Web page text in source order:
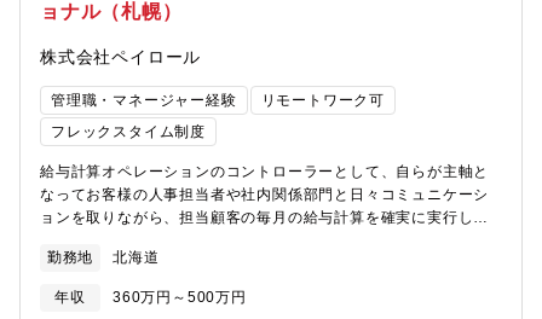
話対応の実務を起点としながら、VOC分析や業務改善施策の企
経験に応じて、下記業務をお任せいたします。●顧客対応（実
務）・個人会員からの問い合わせに対して、メール／電話による
サポートを提供 －メール対応（一次対応／二次対応） －電話
対応（一次対応／二次対応）・問い合わせに関連した社内折衝、
他事業部門との連携●チーム牽引・育成・派遣・限定正社員メンバ
ーへのOJT・育成支援・チームのSLA・品質管理（QA）の推進・
メンバーのパフォーマンス管理・フォローアップまた、これまで
のご経験やご意向に応じて、下記のような部門内／事業部内横断
ント（シフト管理・パフォーマンス管理・メンバー育成）・
VOC（顧客の声）を活用したサービス改善の提言・業務改善施策
ョナル（札幌）
株式会社ペイロール
管理職・マネージャー経験
リモートワーク可
フレックスタイム制度
給与計算オペレーションのコントローラーとして、自らが主軸と
なってお客様の人事担当者や社内関係部門と日々コミュニケーシ
ョンを取りながら、担当顧客の毎月の給与計算を確実に実行しま
を把握し、精度向上・効率化・属人化防止に向けた提案をするこ
とで運用を最適化し、顧客満足度を向上します。給与業務アウト
ソーシング業界のリーディングカンパニーである当社だからこ
勤務地 北海道
年収 360万円～500万円